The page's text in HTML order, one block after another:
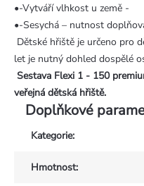
•-Vytváří vlhkost u země -
•-Sesychá – nutnost
Dětské hřiště je určeno pro
let je nutný dohled dospělé
Sestava Flexi 1 - 150
veřejná dětská hřiště.
Doplňkové
Kategorie:
Hmotnost: